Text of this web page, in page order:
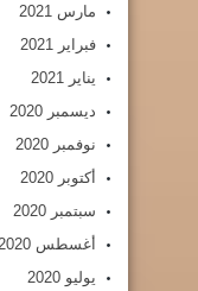
مارس 2021
فبراير 2021
يناير 2021
ديسمبر 2020
نوفمبر 2020
أكتوبر 2020
سبتمبر 2020
أغسطس 2020
يوليو 2020